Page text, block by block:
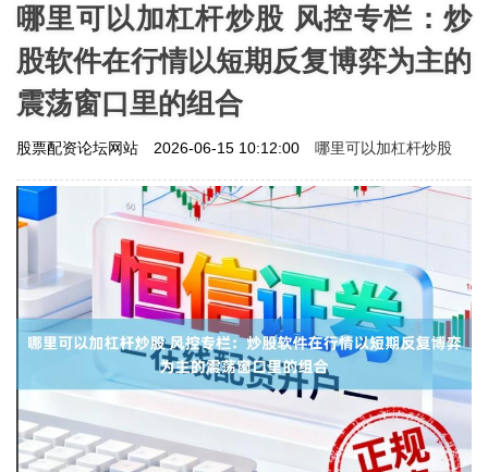
哪里可以加杠杆炒股 风控专栏：炒
股软件在行情以短期反复博弈为主的
震荡窗口里的组合
股票配资论坛网站 2026-06-15 10:12:00 哪里可以加杠杆炒股